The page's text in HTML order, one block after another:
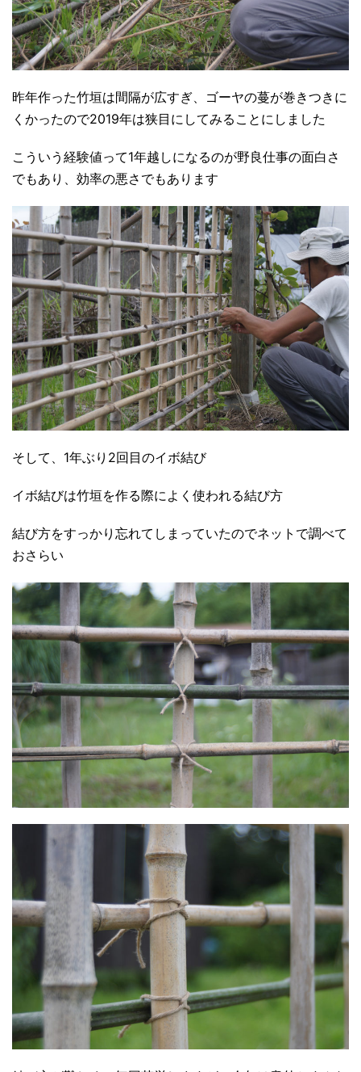
昨年作った竹垣は間隔が広すぎ、ゴーヤの蔓が巻きつきに
くかったので2019年は狭目にしてみることにしました
こういう経験値って1年越しになるのが野良仕事の面白さ
でもあり、効率の悪さでもあります
そして、1年ぶり2回目のイボ結び
イボ結びは竹垣を作る際によく使われる結び方
結び方をすっかり忘れてしまっていたのでネットで調べて
おさらい